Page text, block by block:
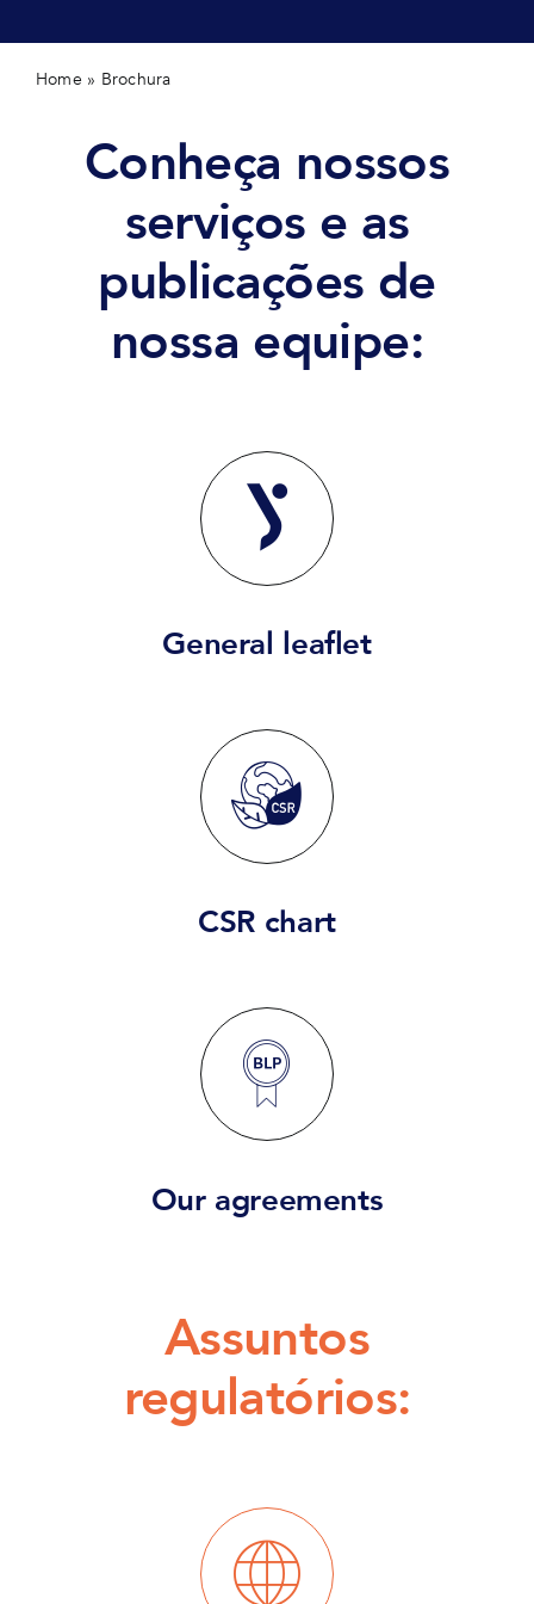
Home » Brochura
Conheça nossos
serviços e as
publicações de
nossa equipe:
General leaflet
CSR chart
Our agreements
Assuntos
regulatórios: